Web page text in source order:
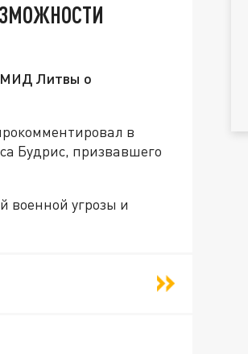
МИД Литвы о
в
Будрис, призвавшего
военной угрозы и